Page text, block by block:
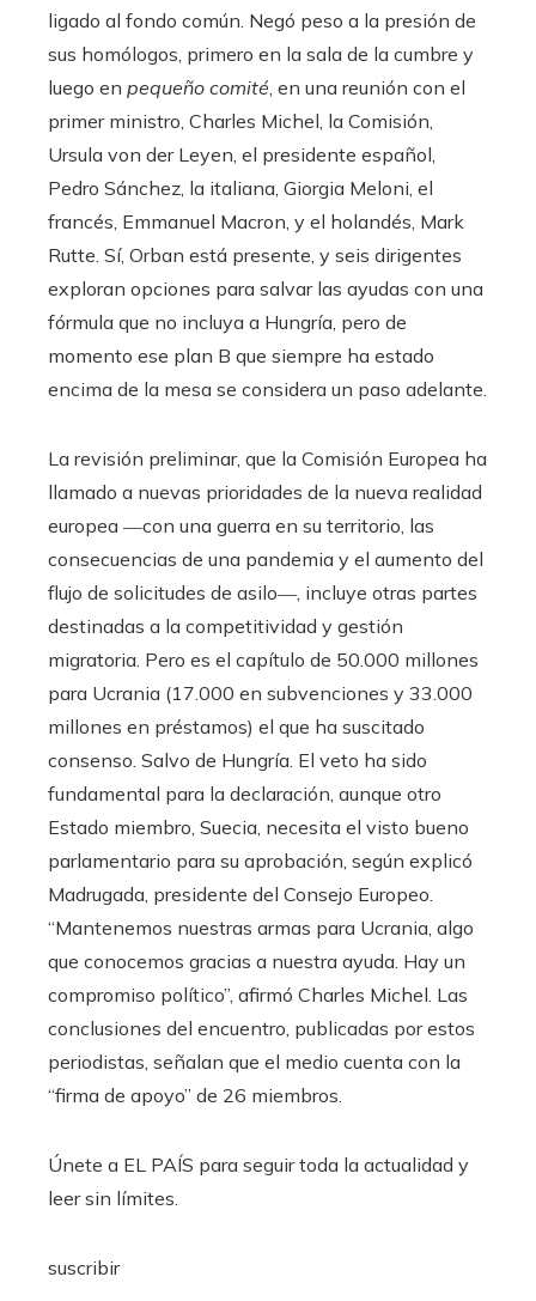
ligado al fondo común. Negó peso a la presión de
sus homólogos, primero en la sala de la cumbre y
luego en pequeño comité, en una reunión con el
primer ministro, Charles Michel, la Comisión,
Ursula von der Leyen, el presidente español,
Pedro Sánchez, la italiana, Giorgia Meloni, el
francés, Emmanuel Macron, y el holandés, Mark
Rutte. Sí, Orban está presente, y seis dirigentes
exploran opciones para salvar las ayudas con una
fórmula que no incluya a Hungría, pero de
momento ese plan B que siempre ha estado
encima de la mesa se considera un paso adelante.
La revisión preliminar, que la Comisión Europea ha
llamado a nuevas prioridades de la nueva realidad
europea ―con una guerra en su territorio, las
consecuencias de una pandemia y el aumento del
flujo de solicitudes de asilo―, incluye otras partes
destinadas a la competitividad y gestión
migratoria. Pero es el capítulo de 50.000 millones
para Ucrania (17.000 en subvenciones y 33.000
millones en préstamos) el que ha suscitado
consenso. Salvo de Hungría. El veto ha sido
fundamental para la declaración, aunque otro
Estado miembro, Suecia, necesita el visto bueno
parlamentario para su aprobación, según explicó
Madrugada, presidente del Consejo Europeo.
“Mantenemos nuestras armas para Ucrania, algo
que conocemos gracias a nuestra ayuda. Hay un
compromiso político”, afirmó Charles Michel. Las
conclusiones del encuentro, publicadas por estos
periodistas, señalan que el medio cuenta con la
“firma de apoyo” de 26 miembros.
Únete a EL PAÍS para seguir toda la actualidad y
leer sin límites.
suscribir